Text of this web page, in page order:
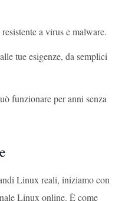
a virus e malware.
tue esigenze, da semplici
funzionare per anni senza
Linux reali, iniziamo con
Linux online. È come